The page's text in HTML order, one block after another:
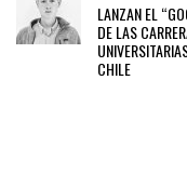
LANZAN EL
DE LAS
CHILE